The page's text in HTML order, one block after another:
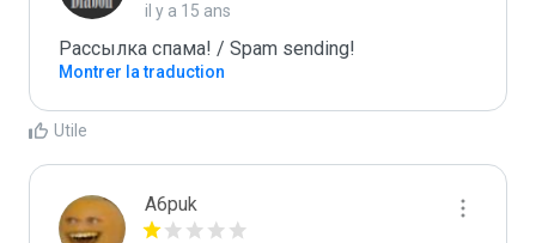
il y a 15 ans
Рассылка спама! / Spam sending!
Montrer la traduction
Utile
A6puk